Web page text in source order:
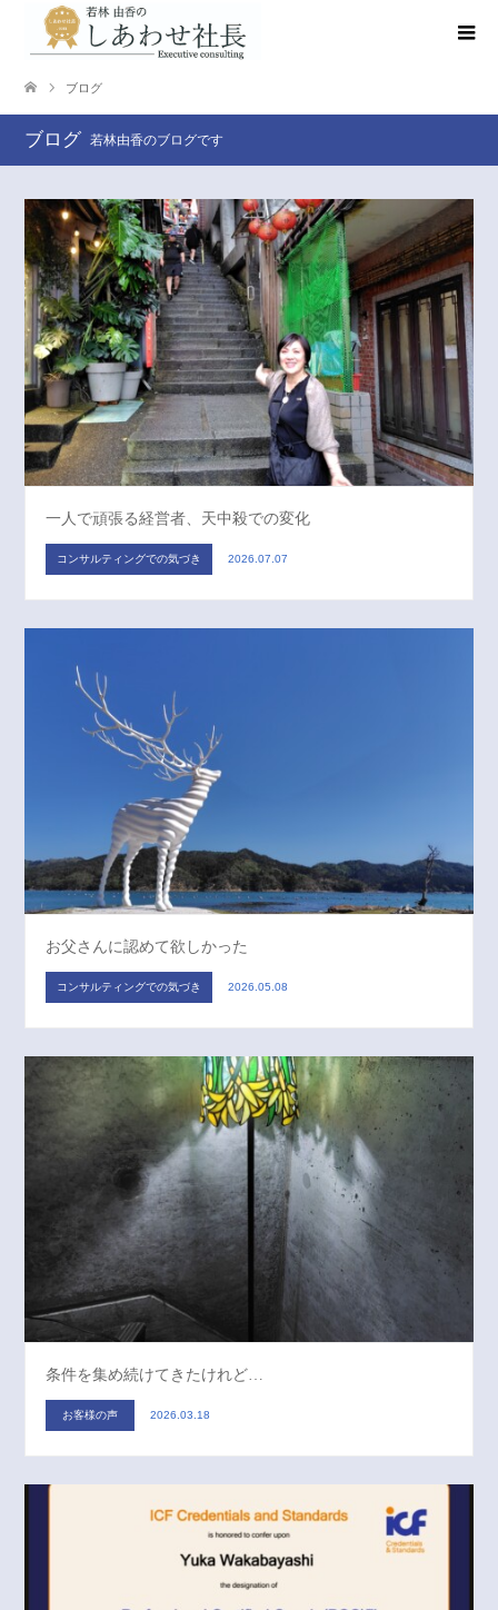
ブログ
ブログ 若林由香のブログです
一人で頑張る経営者、天中殺での変化
コンサルティングでの気づき 2026.07.07
お父さんに認めて欲しかった
コンサルティングでの気づき 2026.05.08
条件を集め続けてきたけれど…
お客様の声 2026.03.18